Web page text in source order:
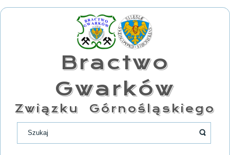
Bractwo
Gwarków
Związku Górnośląskiego